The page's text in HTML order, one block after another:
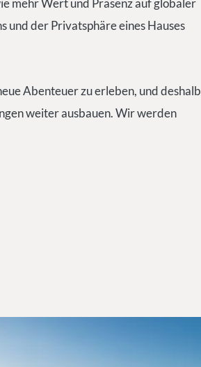
mehr Wert und Präsenz auf globaler
und der Privatsphäre eines Hauses
Abenteuer zu erleben, und deshalb
weiter ausbauen. Wir werden